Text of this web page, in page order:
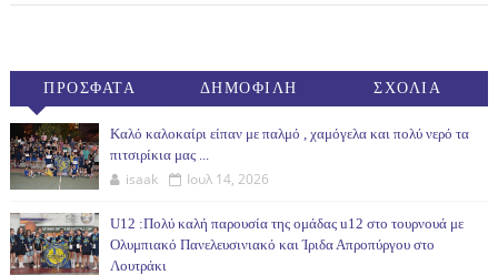
ΠΡΟΣΦΑΤΑ ΔΗΜΟΦΙΛΗ ΣΧΟΛΙΑ
Καλό καλοκαίρι είπαν με παλμό , χαμόγελα και πολύ νερό τα
πιτσιρίκια μας ...
isaak Ιουλ 14, 2026
U12 :Πολύ καλή παρουσία της ομάδας u12 στο τουρνουά με
Ολυμπιακό Πανελευσινιακό και Ίριδα Απροπύργου στο
Λουτράκι